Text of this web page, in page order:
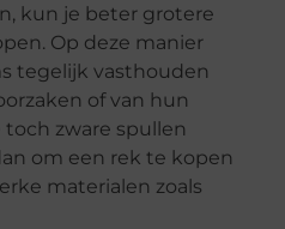
kun je beter grotere
Op deze manier
tegelijk vasthouden
of van hun
toch zware spullen
om een ​​rek te kopen
materialen zoals